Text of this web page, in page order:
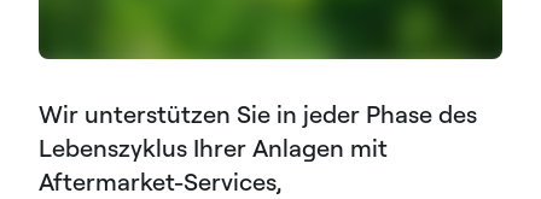
Wir unterstützen Sie in jeder Phase des
Lebenszyklus Ihrer Anlagen mit
Aftermarket-Services,